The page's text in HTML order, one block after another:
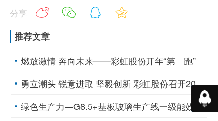
分享
推荐文章
燃放激情 奔向未来——彩虹股份开年“第一跑”
勇立潮头 锐意进取 坚毅创新 彩虹股份召开2025年工作会议
绿色生产力—G8.5+基板玻璃生产线一级能效空压站、一级高效制冷站挂牌
返回